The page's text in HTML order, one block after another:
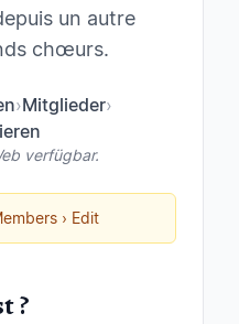
un autre
chœurs.
›Mitglieder›
verfügbar.
› Edit
?